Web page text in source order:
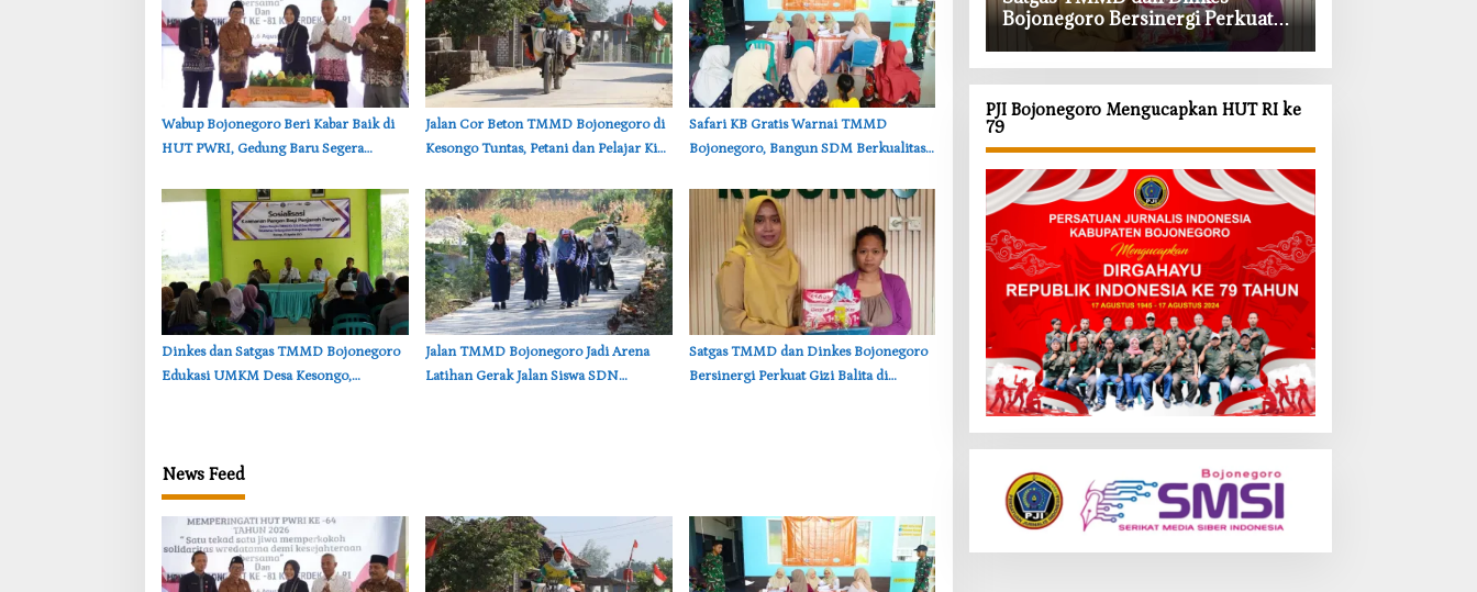
‎Wabup Bojonegoro Beri Kabar Baik di
HUT PWRI, Gedung Baru Segera
‎Jalan Cor Beton TMMD Bojonegoro di
Kesongo Tuntas, Petani dan Pelajar Kini
‎Safari KB Gratis Warnai TMMD
Bojonegoro, Bangun SDM Berkualitas
‎Dinkes dan Satgas TMMD Bojonegoro
Edukasi UMKM Desa Kesongo,
‎Jalan TMMD Bojonegoro Jadi Arena
Latihan Gerak Jalan Siswa SDN
‎Satgas TMMD dan Dinkes Bojonegoro
Bersinergi Perkuat Gizi Balita di
News Feed
Bojonegoro Bersinergi Perkuat
Gizi Balita di Kesongo
PJI Bojonegoro Mengucapkan HUT RI ke
79